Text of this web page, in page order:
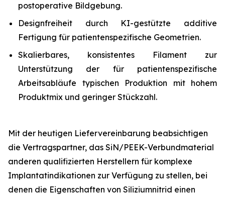
postoperative Bildgebung.
Designfreiheit durch KI-gestützte additive
Fertigung für patientenspezifische Geometrien.
Skalierbares, konsistentes Filament zur
Unterstützung der für patientenspezifische
Arbeitsabläufe typischen Produktion mit hohem
Produktmix und geringer Stückzahl.
Mit der heutigen Liefervereinbarung beabsichtigen
die Vertragspartner, das SiN/PEEK-Verbundmaterial
anderen qualifizierten Herstellern für komplexe
Implantatindikationen zur Verfügung zu stellen, bei
denen die Eigenschaften von Siliziumnitrid einen